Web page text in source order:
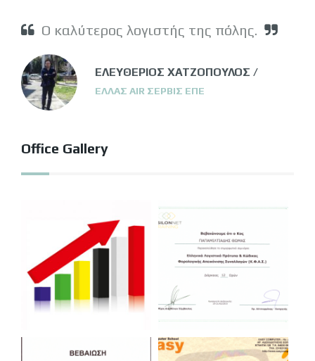
Ο καλύτερος λογιστής της πόλης.
ΕΛΕΥΘΕΡΙΟΣ ΧΑΤΖΟΠΟΥΛΟΣ /
ΕΛΛΑΣ AIR ΣΕΡΒΙΣ ΕΠΕ
Office Gallery